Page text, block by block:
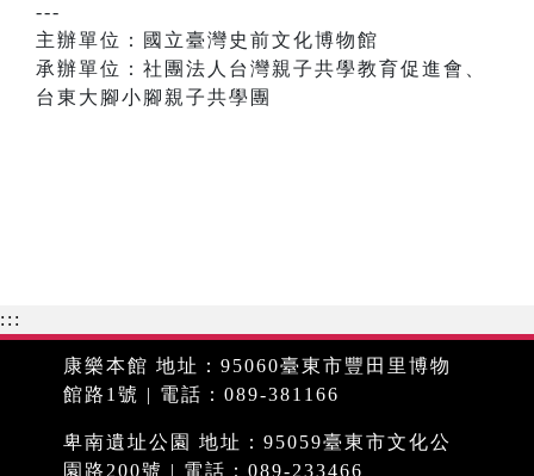
---
主辦單位：國立臺灣史前文化博物館
承辦單位：社團法人台灣親子共學教育促進會、
台東大腳小腳親子共學團
:::
康樂本館 地址：95060臺東市豐田里博物
館路1號 | 電話：089-381166
卑南遺址公園 地址：95059臺東市文化公
園路200號 | 電話：089-233466